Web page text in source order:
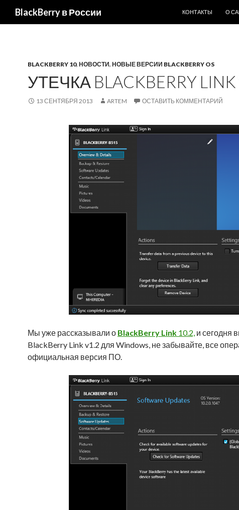
BlackBerry в России
КОНТАКТЫ
О
BLACKBERRY 10, НОВОСТИ, НОВЫЕ ВЕРСИИ BLACKBERRY OS
УТЕЧКА BLACKBERRY
13 СЕНТЯБРЯ 2013 ARTEM ОСТАВИТЬ КОММЕНТАРИЙ
Мы уже рассказывали о BlackBerry Link 10.2, и сегодня
BlackBerry Link v1.2 для Windows, не забывайте, все
официальная версия ПО.